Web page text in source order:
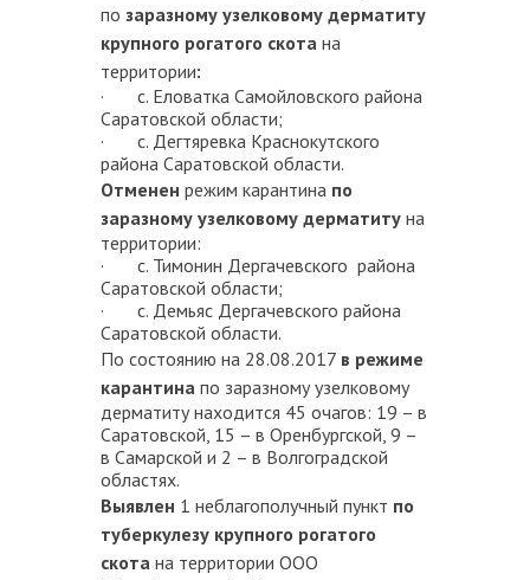
по заразному узелковому дерматиту
крупного рогатого скота на
территории:
· с. Еловатка Самойловского района
Саратовской области;
· с. Дегтяревка Краснокутского
района Саратовской области.
Отменен режим карантина по
заразному узелковому дерматиту на
территории:
· с. Тимонин Дергачевского района
Саратовской области;
· с. Демьяс Дергачевского района
Саратовской области.
По состоянию на 28.08.2017 в режиме
карантина по заразному узелковому
дерматиту находится 45 очагов: 19 – в
Саратовской, 15 – в Оренбургской, 9 –
в Самарской и 2 – в Волгоградской
областях.
Выявлен 1 неблагополучный пункт по
туберкулезу крупного рогатого
скота на территории ООО